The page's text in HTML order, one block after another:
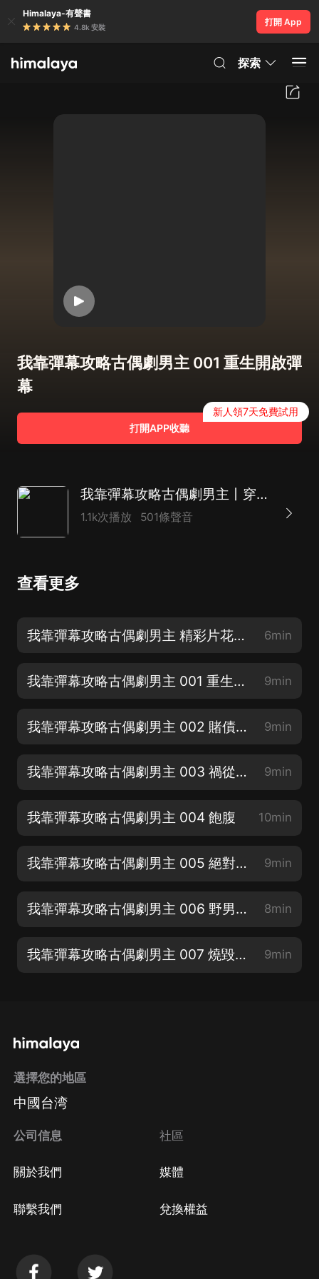
Himalaya-有聲書
4.8k 安裝
打開 App
探索
我靠彈幕攻略古偶劇男主 001 重生開啟彈
幕
打開APP收聽
新人領7天免費試用
我靠彈幕攻略古偶劇男主丨穿劇經商種田爽文丨多人有聲劇
1.1k次播放 501條聲音
查看更多
我靠彈幕攻略古偶劇男主 精彩片花，不容錯過！ 6min
我靠彈幕攻略古偶劇男主 001 重生開啟彈幕 9min
我靠彈幕攻略古偶劇男主 002 賭債人還 9min
我靠彈幕攻略古偶劇男主 003 禍從口出 9min
我靠彈幕攻略古偶劇男主 004 飽腹 10min
我靠彈幕攻略古偶劇男主 005 絕對不能賣啊！ 9min
我靠彈幕攻略古偶劇男主 006 野男人的種 8min
我靠彈幕攻略古偶劇男主 007 燒毀賣身契 9min
選擇您的地區
中國台湾
公司信息
關於我們
聯繫我們
社區
媒體
兌換權益